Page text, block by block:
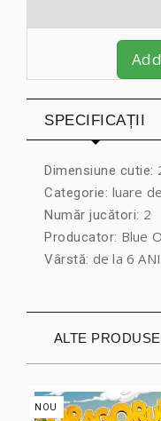
SPECIFICAȚII
Dimensiune cutie:
Categorie: luare
Număr jucători: 2
Producator: Blue
Vârstă: de la 6 ANI
ALTE
NOU